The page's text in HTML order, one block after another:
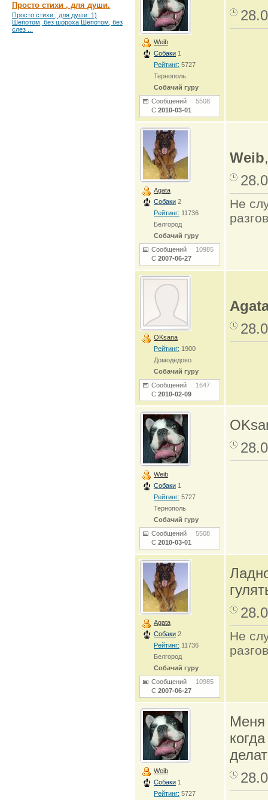
Просто стихи , для души.
Просто стихи , для души. 1)
Шепотом, без шороха Шепотом, без
слез ...
Weib
Собаки 1
Рейтинг: 5727
Тернополь
Собачий гуру
Сообщений 5508
С 2010-03-01
Agata
Собаки 2
Рейтинг: 11736
Белгород
Собачий гуру
Сообщений 10985
С 2007-06-27
Weib
Не
OKsana
Рейтинг: 1900
Домодедово
Собачий гуру
Сообщений 1647
С 2010-02-09
Weib
Собаки 1
Рейтинг: 5727
Тернополь
Собачий гуру
Сообщений 5508
С 2010-03-01
Agata
Собаки 2
Рейтинг: 11736
Белгород
Собачий гуру
Сообщений 10985
С 2007-06-27
Не
Weib
Собаки 1
Рейтинг: 5727
Меня